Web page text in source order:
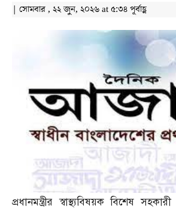
| সোমবার , ২২ জুন, ২০২৬ at ৫:৩৪ পূর্বাহ্ণ
প্রধানমন্ত্রীর স্বাস্থ্যবিষয়ক বিশেষ